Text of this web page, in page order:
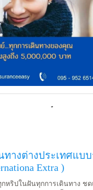
ทางต่างประเทศแบบ
Extra )
หริปในฝันทุกการเดินทาง ชด